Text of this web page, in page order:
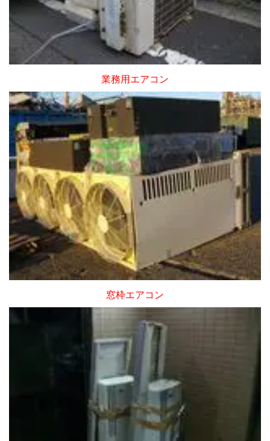
業務用エアコン
窓枠エアコン